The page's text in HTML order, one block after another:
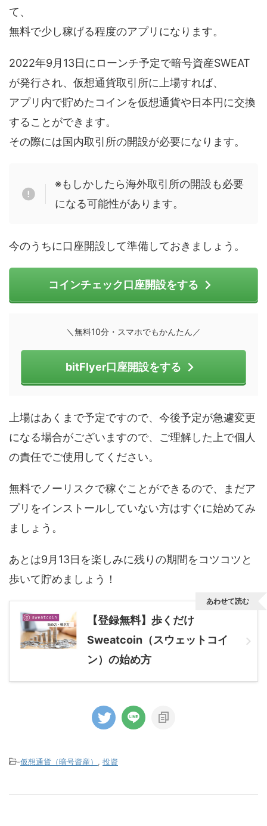
て、
無料で少し稼げる程度のアプリになります。
2022年9月13日にローンチ予定で暗号資産SWEAT
が発行され、仮想通貨取引所に上場すれば、
アプリ内で貯めたコインを仮想通貨や日本円に交換
することができます。
その際には国内取引所の開設が必要になります。
※もしかしたら海外取引所の開設も必要
になる可能性があります。
今のうちに口座開設して準備しておきましょう。
コインチェック口座開設をする
＼無料10分・スマホでもかんたん／
bitFlyer口座開設をする
上場はあくまで予定ですので、今後予定が急遽変更
になる場合がございますので、ご理解した上で個人
の責任でご使用してください。
無料でノーリスクで稼ぐことができるので、まだア
プリをインストールしていない方はすぐに始めてみ
ましょう。
あとは9月13日を楽しみに残りの期間をコツコツと
歩いて貯めましょう！
【登録無料】歩くだけ
Sweatcoin（スウェットコイ
ン）の始め方
あわせて読む
-仮想通貨（暗号資産） 投資